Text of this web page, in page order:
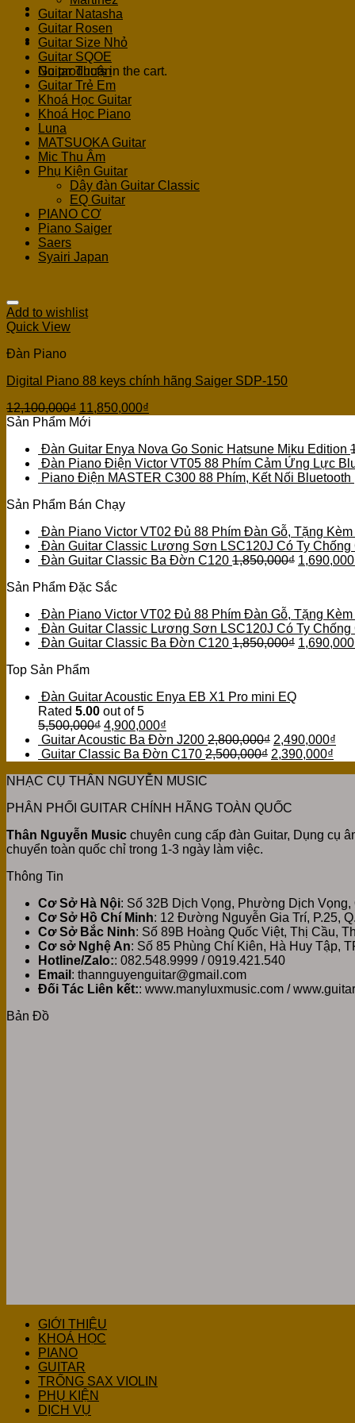
Cart
No products in the cart.
Guitar Natasha
Guitar Rosen
Guitar Size Nhỏ
Guitar SQOE
Guitar Thuận
Guitar Trẻ Em
Khoá Học Guitar
Khoá Học Piano
Luna
MATSUOKA Guitar
Mic Thu Âm
Phụ Kiện Guitar
Dây đàn Guitar Classic
EQ Guitar
PIANO CƠ
Piano Saiger
Saers
Syairi Japan
Add to wishlist
Quick View
Đàn Piano
Digital Piano 88 keys chính hãng Saiger SDP-150
12,100,000₫ 11,850,000₫
Sản Phẩm Mới
Đàn Guitar Enya Nova Go Sonic Hatsune Miku Edition
Đàn Piano Điện Victor VT05 88 Phím Cảm Ứng Lực
Piano Điện MASTER C300 88 Phím, Kết Nối
Sản Phẩm Bán Chạy
Đàn Piano Victor VT02 Đủ 88 Phím Đàn Gỗ, Tặng Kèm
Đàn Guitar Classic Lương Sơn LSC120J Có Ty
Đàn Guitar Classic Ba Đờn C120 1,850,000₫ 1,690,000
Sản Phẩm Đặc Sắc
Đàn Piano Victor VT02 Đủ 88 Phím Đàn Gỗ, Tặng Kèm
Đàn Guitar Classic Lương Sơn LSC120J Có Ty
Đàn Guitar Classic Ba Đờn C120 1,850,000₫ 1,690,000
Top Sản Phẩm
Đàn Guitar Acoustic Enya EB X1 Pro mini EQ
Rated 5.00 out of 5
5,500,000₫ 4,900,000₫
Guitar Acoustic Ba Đờn J200 2,800,000₫ 2,490,000₫
Guitar Classic Ba Đờn C170 2,500,000₫ 2,390,000₫
NHẠC CỤ THÂN NGUYỄN MUSIC
PHÂN PHỐI GUITAR CHÍNH HÃNG TOÀN QUỐC
Thân Nguyễn Music chuyên cung cấp đàn Guitar, Dụng cụ
chuyển toàn quốc chỉ trong 1-3 ngày làm việc.
Thông Tin
Cơ Sở Hà Nội: Số 32B Dịch Vọng, Phường Dịch Vọng,
Cơ Sở Hồ Chí Minh: 12 Đường Nguyễn Gia Trí, P.25,
Cơ Sở Bắc Ninh: Số 89B Hoàng Quốc Việt, Thị Cầu,
Cơ sở Nghệ An: Số 85 Phùng Chí Kiên, Hà Huy Tập,
Hotline/Zalo:: 082.548.9999 / 0919.421.540
Email : thannguyenguitar@gmail.com
Đối Tác Liên kết:: www.manyluxmusic.com /
Bản Đồ
GIỚI THIỆU
KHOÁ HỌC
PIANO
GUITAR
TRỐNG SAX VIOLIN
PHỤ KIỆN
DỊCH VỤ